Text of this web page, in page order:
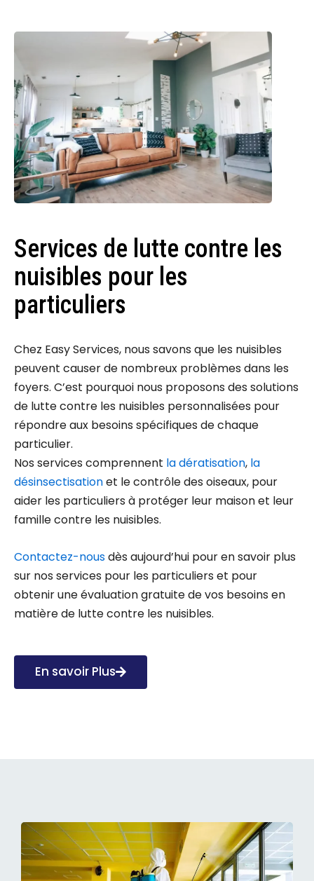
Services de lutte contre les
nuisibles pour les
particuliers
Chez Easy Services, nous savons que les nuisibles
peuvent causer de nombreux problèmes dans les
foyers. C’est pourquoi nous proposons des solutions
de lutte contre les nuisibles personnalisées pour
répondre aux besoins spécifiques de chaque
particulier.
Nos services comprennent la dératisation, la
désinsectisationet le contrôle des oiseaux, pour
aider les particuliers à protéger leur maison et leur
famille contre les nuisibles.
Contactez-nousdès aujourd’hui pour en savoir plus
sur nos services pour les particuliers et pour
obtenir une évaluation gratuite de vos besoins en
matière de lutte contre les nuisibles.
En savoir Plus